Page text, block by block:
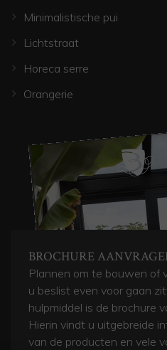
Minimalistische pui
Lichtstraat
Horeca serre
Orangerie
BROCHURE
Plannen om te bouwen of
u beslist even voor gaan
hulpmiddel is de brochure
Hierin vindt u uitgebreide
van de producten en vele